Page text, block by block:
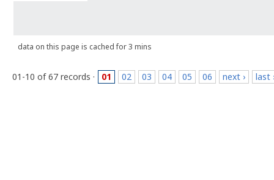
data on this page is cached for 3 mins
01-10 of 67 records · 01 02 03 04 05 06 next › last